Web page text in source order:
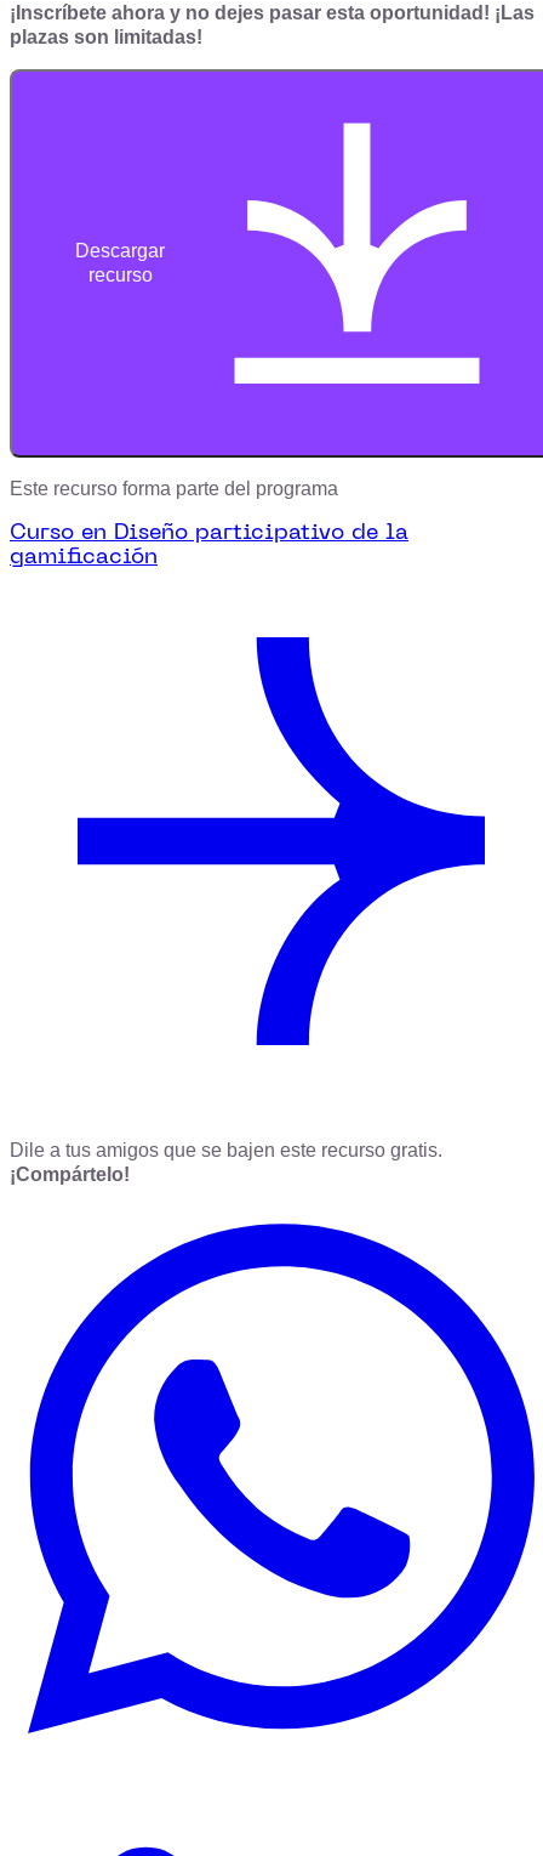
¡Inscríbete ahora y no dejes pasar esta oportunidad! ¡Las
plazas son limitadas!
Descargar
recurso
Este recurso forma parte del programa
Curso en Diseño participativo de la
gamificación
Dile a tus amigos que se bajen este recurso gratis.
¡Compártelo!